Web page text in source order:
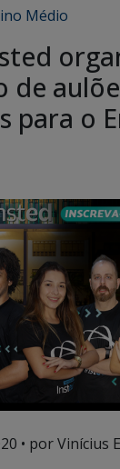
Médio
de
para o
• por Vinícius